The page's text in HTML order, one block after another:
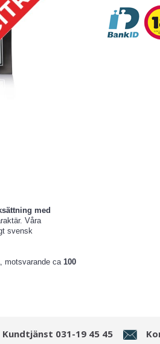
med
Våra
svensk
, motsvarande ca 100
Kundtjänst 031-19 45 45